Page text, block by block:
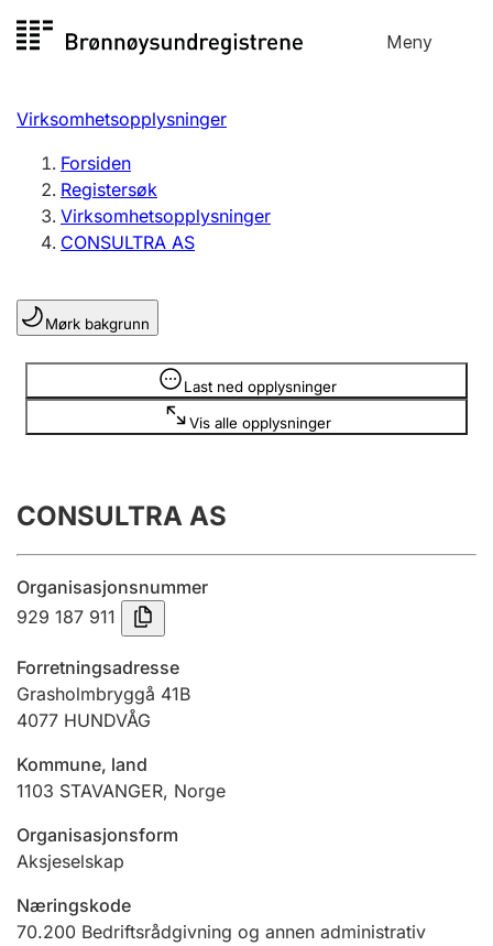
til
Meny
Registersøk
Aksjeselskap
Enkeltpersonforetak
Registrere, endre, slette
Lag og forening
Registrere, endre, slette
Årsregnskap
Innsending og forsinkelsesgebyr
Tinglysing
Jeger
Ektepaktveileder
Offentlig sektor
Virksomhetsopplysninger
Forsiden
Registersøk
Virksomhetsopplysninger
CONSULTRA AS
Mørk bakgrunn
Last ned opplysninger
Vis alle opplysninger
Opplysninger er skjult
CONSULTRA AS
Organisasjonsnummer
929 187 911
Forretningsadresse
Grasholmbryggå 41B
4077 HUNDVÅG
Kommune, land
1103 STAVANGER, Norge
Organisasjonsform
Aksjeselskap
Næringskode
70.200 Bedriftsrådgivning og annen administrativ